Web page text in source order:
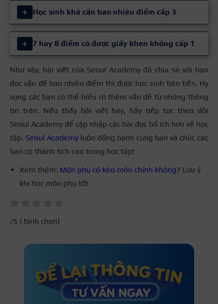
+ Học sinh khá cần bao nhiêu điểm cấp 3
Theo quy định, học sinh cấp 3 để đạt xếp loại khá cần
có điểm trung bình từ 6,5 đến 8,0 và không có môn
nào có điểm trung bình dưới 5,0 và cần một trong ba
môn Toán, Ngữ văn, Ngoại ngữ điểm trung bình từ
6,5 trở lên.
+ 7 hay 8 điểm có được giấy khen không cấp 1
Đáp án là CÓ. Học sinh cấp 1 sẽ nhận giấy khen với
danh hiệu “Học sinh Tiêu biểu” nếu đạt điểm trung
bình môn từ 7,0 trở lên trong các môn học, tùy theo
quy định của từng trường.
Như vậy, bài viết của Seoul Academy đã chia sẻ với bạn
đọc vấn đề bao nhiêu điểm thì được học sinh tiên tiến. Hy
vọng các bạn có thể hiểu rõ thêm vấn đề từ những thông
tin trên. Nếu thấy bài viết hay, hãy tiếp tục theo dõi
Seoul Academy để cập nhập các bài đọc bổ ích hơn về học
tập. Seoul Academy luôn đồng hành cùng bạn và chúc các
bạn có thành tích cao trong học tập!
Xem thêm: Môn phụ có kéo môn chính không? Lưu ý
khi học môn phụ tốt
/5 ( bình chọn)